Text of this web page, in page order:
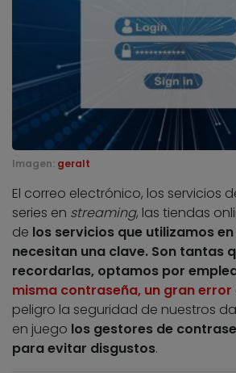
Imagen: geralt
El correo electrónico, los servicios
series en streaming, las tiendas
de los servicios que utilizamos
necesitan una clave. Son tantas
recordarlas, optamos por
misma contraseña, un gran error
peligro la seguridad de nuestros
en juego los gestores de
para evitar disgustos.